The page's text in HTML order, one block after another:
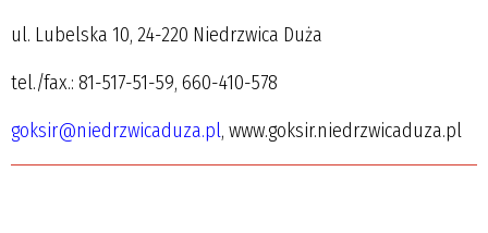
ul. Lubelska 10, 24-220 Niedrzwica Duża
tel./fax.: 81-517-51-59, 660-410-578
goksir@niedrzwicaduza.pl, www.goksir.niedrzwicaduza.pl